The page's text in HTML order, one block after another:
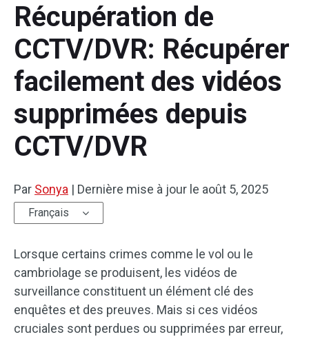
Récupération de
CCTV/DVR: Récupérer
facilement des vidéos
supprimées depuis
CCTV/DVR
Par Sonya | Dernière mise à jour le août 5, 2025
Français
Lorsque certains crimes comme le vol ou le
cambriolage se produisent, les vidéos de
surveillance constituent un élément clé des
enquêtes et des preuves. Mais si ces vidéos
cruciales sont perdues ou supprimées par erreur,